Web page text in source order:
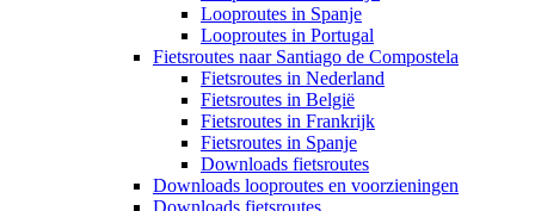
Looproutes in Spanje
Looproutes in Portugal
Fietsroutes naar Santiago de Compostela
Fietsroutes in Nederland
Fietsroutes in België
Fietsroutes in Frankrijk
Fietsroutes in Spanje
Downloads fietsroutes
Downloads looproutes en voorzieningen
Downloads fietsroutes